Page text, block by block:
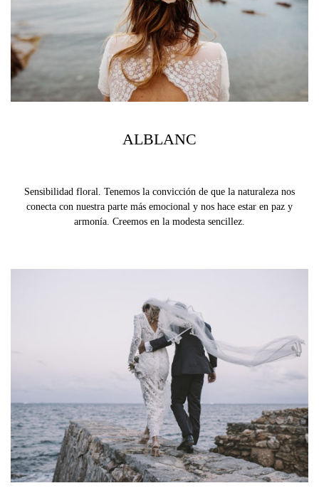
ALBLANC
Sensibilidad floral. Tenemos la convicción de que la naturaleza nos
conecta con nuestra parte más emocional y nos hace estar en paz y
armonía. Creemos en la modesta sencillez.